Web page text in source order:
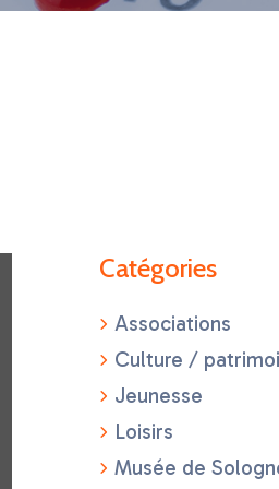
Catégories
Associations
Culture /
Jeunesse
Loisirs
Musée de